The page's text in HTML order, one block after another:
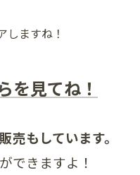
しますね！
を見てね！
売もしています。
できますよ！